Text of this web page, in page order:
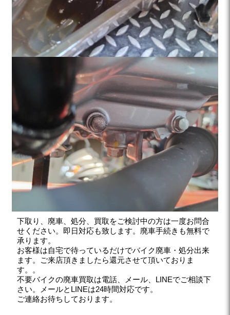
下取り、廃車、処分、買取をご検討中の方は一度お問合
せください。即日対応も致します。廃車手続きも無料で
承ります。
お客様は自宅で待っているだけでバイク廃車・処分出来
ます。ご来店頂きましたら還元させて頂いておりま
す。。
不要バイクの廃車買取は電話、メール、LINEでご相談下
さい。メールとLINEは24時間対応です。
ご連絡お待ちしております。